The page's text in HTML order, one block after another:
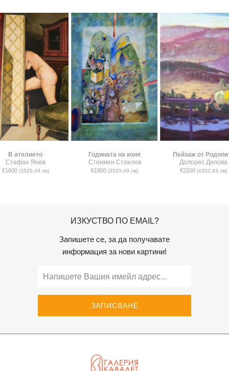
В ателието
Стефан Янев
€1800 (3520,49 лв)
Годината на коня
Стоимен Стоилов
€1800(3520,49 лв)
Пейзаж от
Долорес Дилова
€2200(4302,83 лв)
ИЗКУСТВО ПО EMAIL?
Запишете се, за да получавате
информация за нови картини!